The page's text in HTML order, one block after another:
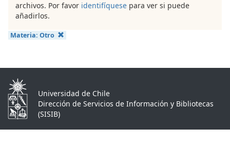
archivos. Por favor identifíquese para ver si puede
añadirlos.
Materia: Otro
Universidad de Chile
Dirección de Servicios de Información y Bibliotecas
(SISIB)